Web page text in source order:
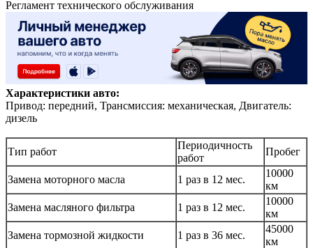
Регламент технического обслуживания
Характеристики авто:
Привод: передний, Трансмиссия: механическая, Двигатель:
дизель
Тип работ
Периодичность
работ
Пробег
Замена моторного масла 1 раз в 12 мес.
10000
км
Замена масляного фильтра
1 раз в 12 мес.
10000
км
Замена тормозной жидкости
1 раз в 36 мес.
45000
км